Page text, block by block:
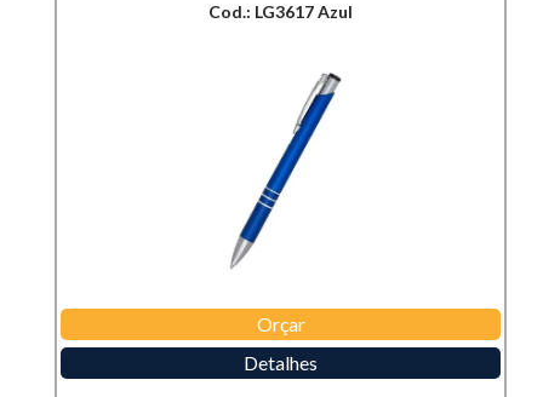
Cod.: LG3617 Azul
Orçar
Detalhes